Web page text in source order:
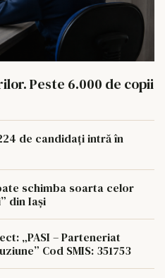
Peste 6.000 de copii
de candidați intră în
schimba soarta celor
din Iași
„PASI – Parteneriat
Cod SMIS: 351753